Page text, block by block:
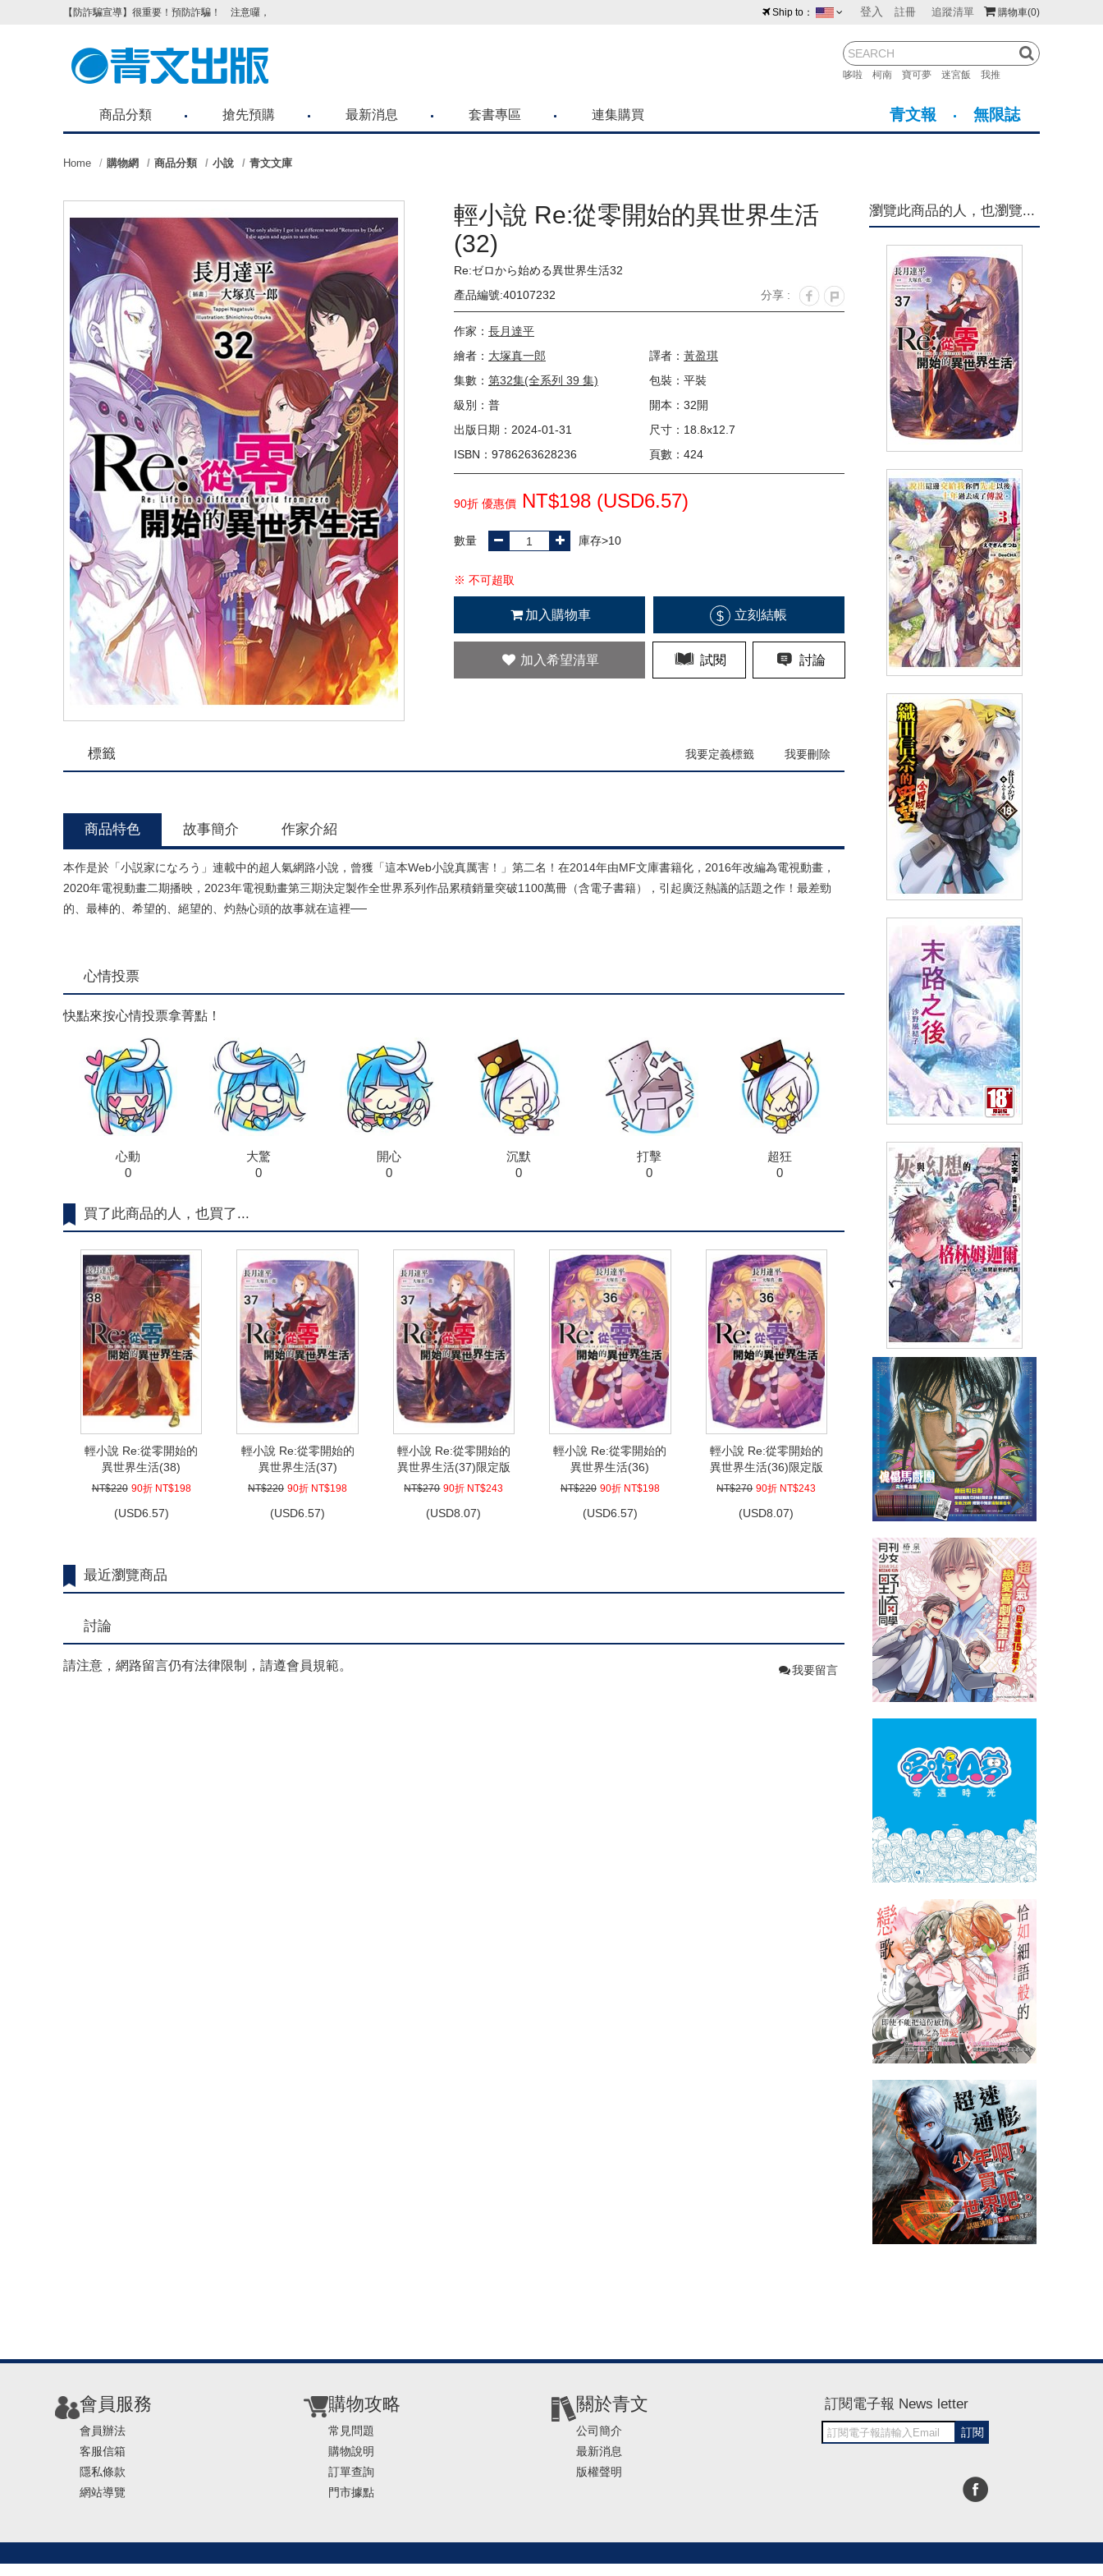
購物車(0)
登入 註冊 追蹤清單
哆啦 柯南 寶可夢 迷宮飯 我推
Ship to：
紐西蘭 馬來西亞
澳門 菲律賓
【防詐騙宣導】很重要！預防詐騙！ 注意囉，不要被騙了！請各位喜歡青文購物網的朋友們，提高警覺！
商品分類 搶先預購 最新消息 套書專區 連集購買 青文報 無限誌
Home 購物網 商品分類 小說 青文文庫
輕小說 Re:從零開始的異世界生活
(32)
Re:ゼロから始める異世界生活32
產品編號:40107232
分享 :
作家： 長月達平
繪者： 大塚真一郎 譯者： 黃盈琪
集數： 第32集(全系列 39 集)
包裝：平裝
級別：普
開本：32開
出版日期：2024-01-31
尺寸：18.8x12.7
ISBN：9786263628236
頁數：424
90折 優惠價 NT$198 (USD6.57)
數量 庫存>10
※ 不可超取
加入購物車 $ 立刻結帳
加入希望清單 試閱 討論
標籤 我要定義標籤 我要刪除
商品特色 故事簡介 作家介紹
本作是於「小説家になろう」連載中的超人氣網路小說，曾獲「這本Web小說真厲害！」第二名！在2014年由MF文庫書籍化，2016年改編為電視動畫，
2020年電視動畫二期播映，2023年電視動畫第三期決定製作全世界系列作品累積銷量突破1100萬冊（含電子書籍），引起廣泛熱議的話題之作！最差勁
的、最棒的、希望的、絕望的、灼熱心頭的故事就在這裡──
心情投票
快點來按心情投票拿菁點！
心動
0
大驚
0
開心
0
沉默
0
打擊
0
超狂
0
買了此商品的人，也買了...
輕小說 Re:從零開始的
異世界生活(38)
NT$220 90折 NT$198
(USD6.57)
輕小說 Re:從零開始的
異世界生活(37)
NT$220 90折 NT$198
(USD6.57)
輕小說 Re:從零開始的
異世界生活(37)限定版
NT$270 90折 NT$243
(USD8.07)
輕小說 Re:從零開始的
異世界生活(36)
NT$220 90折 NT$198
(USD6.57)
輕小說 Re:從零開始的
異世界生活(36)限定版
NT$270 90折 NT$243
(USD8.07)
最近瀏覽商品
討論
請注意，網路留言仍有法律限制，請遵會員規範。 我要留言
瀏覽此商品的人，也瀏覽...
輕小說 Re:從零開始的異世界生
活(37)
NT$220 90折 NT$198 (USD6.57)
輕小說 說出這邊交給我你們先
走以後十年過去成了傳說。(03)
限定版
NT$270 90折 NT$243 (USD8.07)
輕小說 織田信奈的野望 全國版
(18)
NT$240 90折 NT$216 (USD7.17)
小說 末路之後(全)
NT$200 90折 NT$180 (USD5.98)
輕小說 灰與幻想的格林姆迦爾
(13)心，敞開嶄新的門扉 限定版
NT$260 90折 NT$234 (USD7.77)
會員服務
會員辦法
客服信箱
隱私條款
網站導覽
購物攻略
常見問題
購物說明
訂單查詢
門市據點
關於青文
公司簡介
最新消息
版權聲明
訂閱電子報 News letter
訂閱